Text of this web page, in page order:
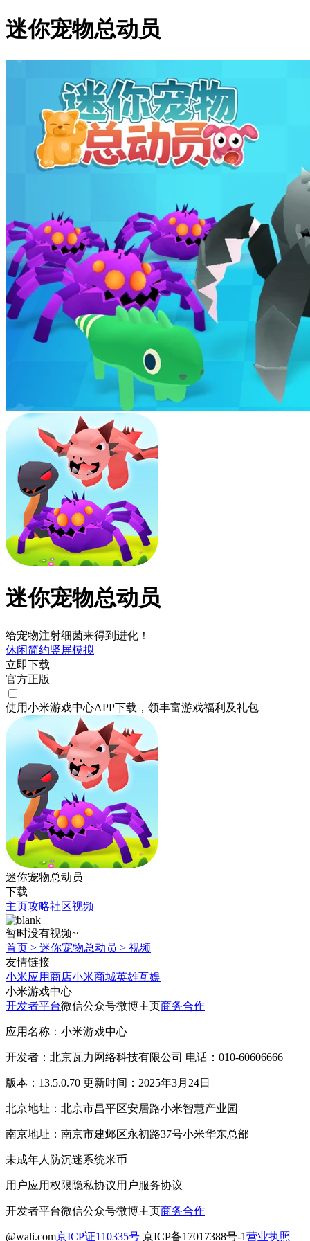
迷你宠物总动员
迷你宠物总动员
给宠物注射细菌来得到进化！
休闲简约竖屏模拟
立即下载
官方正版
使用小米游戏中心APP下载 ，领丰富游戏福利 及礼包
迷你宠物总动员
下载
主页攻略社区视频
暂时没有视频~
首页 > 迷你宠物总动员 > 视频
友情链接
小米应用商店小米商城英雄互娱
小米游戏中心
开发者平台微信公众号微博主页商务合作
应用名称：小米游戏中心
开发者：北京瓦力网络科技有限公司 电话：010-60606666
版本：13.5.0.70 更新时间：2025年3月24日
北京地址：北京市昌平区安居路小米智慧产业园
南京地址：南京市建邺区永初路37号小米华东总部
未成年人防沉迷系统米币
用户应用权限隐私协议用户服务协议
开发者平台微信公众号微博主页商务合作
@wali.com京ICP证110335号 京ICP备17017388号-1营业执照